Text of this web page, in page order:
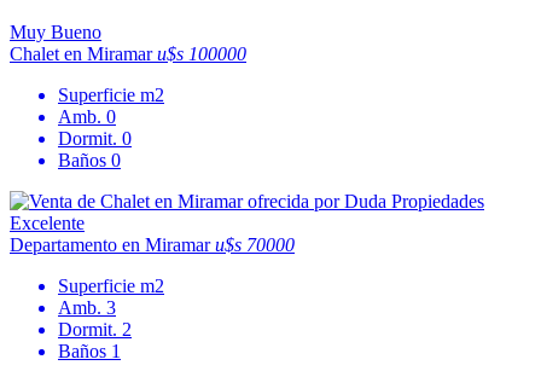
Muy Bueno
Chalet en Miramaru$s 100000
Superficie m2
Amb. 0
Dormit. 0
Baños 0
Excelente
Departamento en Miramaru$s 70000
Superficie m2
Amb. 3
Dormit. 2
Baños 1